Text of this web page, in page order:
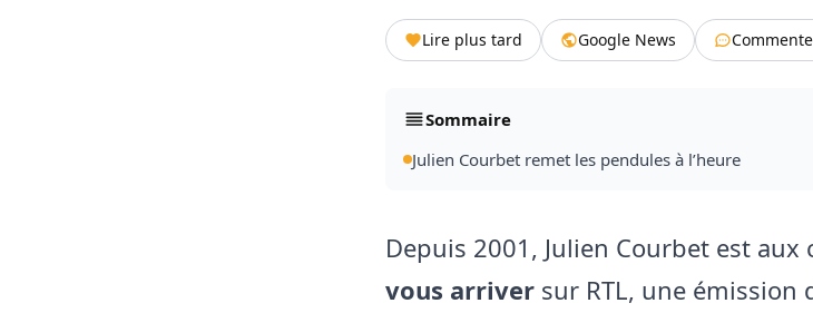
Lire plus tard Google News
Sommaire
Julien Courbet remet les pendules à l’heure
Depuis 2001, Julien Courbet est aux
vous arriver sur RTL, une